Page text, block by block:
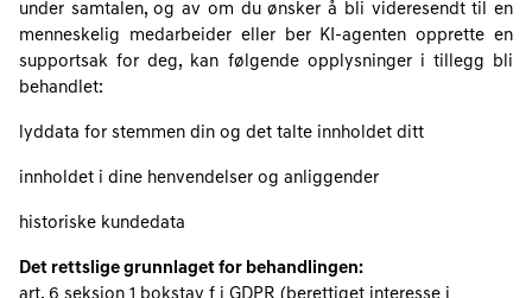
under samtalen, og av om du ønsker å bli videresendt til en
menneskelig medarbeider eller ber KI-agenten opprette en
supportsak for deg, kan følgende opplysninger i tillegg bli
behandlet:
lyddata for stemmen din og det talte innholdet ditt
innholdet i dine henvendelser og anliggender
historiske kundedata
Det rettslige grunnlaget for behandlingen: